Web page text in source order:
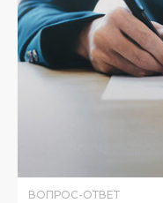
ВОПРОС-ОТВЕТ